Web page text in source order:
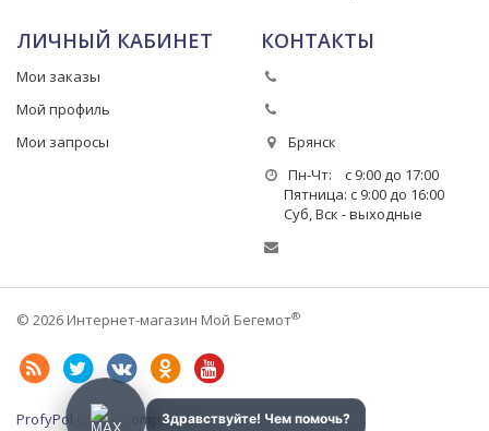
ЛИЧНЫЙ КАБИНЕТ
Мои заказы
Мой профиль
Мои запросы
КОНТАКТЫ
Брянск
Пн-Чт: с 9:00 до 17:00
Пятница: с 9:00 до 16:00
Суб, Вск - выходные
© 2026 Интернет-магазин Мой Бегемот®
ProfyPol Group Company LLC